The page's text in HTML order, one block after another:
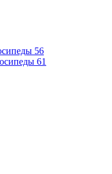
56
61